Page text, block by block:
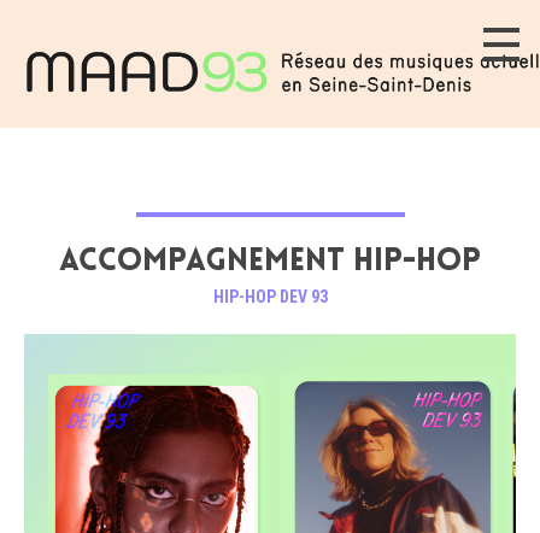
ACCOMPAGNEMENT HIP-HOP
HIP-HOP DEV 93